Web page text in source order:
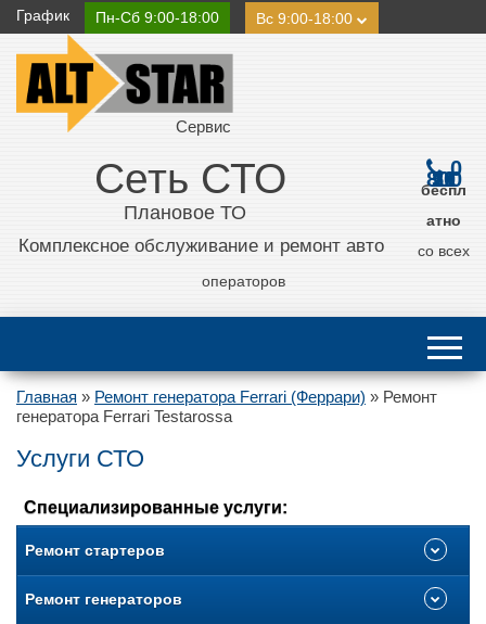
График Пн-Сб 9:00-18:00 Вс 9:00-18:00
Сервис
Сеть СТО
Плановое ТО
Комплексное обслуживание и ремонт авто
0
800 21 11 50
беспл
атно
со всех
операторов
Главная » Ремонт генератора Ferrari (Феррари) » Ремонт
генератора Ferrari Testarossa
Услуги СТО
Специализированные услуги:
Ремонт стартеров
Ремонт генераторов